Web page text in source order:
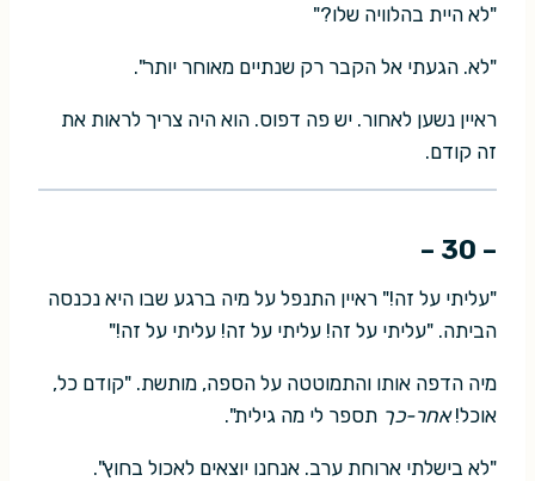
"לא היית בהלוויה שלו?"
"לא. הגעתי אל הקבר רק שנתיים מאוחר יותר".
ראיין נשען לאחור. יש פה דפוס. הוא היה צריך לראות את
זה קודם.
– 30 –
"עליתי על זה!" ראיין התנפל על מיה ברגע שבו היא נכנסה
הביתה. "עליתי על זה! עליתי על זה! עליתי על זה!"
מיה הדפה אותו והתמוטטה על הספה, מותשת. "קודם כל,
אוכל!אחר-כך תספר לי מה גילית".
"לא בישלתי ארוחת ערב. אנחנו יוצאים לאכול בחוץ".